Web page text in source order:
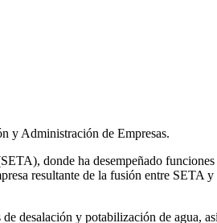
y Administración de Empresas.
donde ha desempeñado
resultante de la fusión entre
desalación y potabilización de agua,